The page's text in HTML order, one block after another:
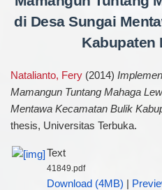
di Desa Sungai
Kabupaten
Natalianto, Fery(2014)
Mamangun Tuntang Mahaga
Mentawa Kecamatan Bulik
thesis, Universitas Terbuka.
Text
41849.pdf
Download (4MB)